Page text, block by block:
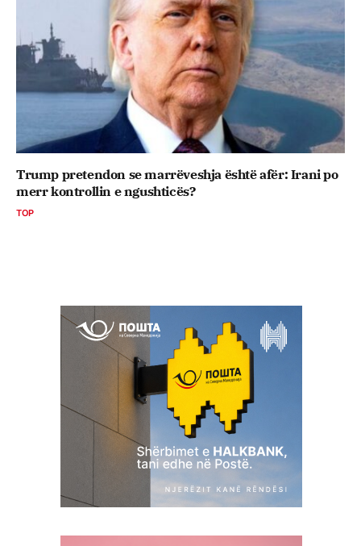
Trump pretendon se marrëveshja është afër: Irani po
merr kontrollin e ngushticës?
TOP